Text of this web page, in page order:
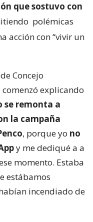
que sostuvo con
polémicas
acción con “vivir un
Concejo
explicando
se remonta a
la campaña
, porque yo no
y me dediqué a a
momento. Estaba
estábamos
incendiado de